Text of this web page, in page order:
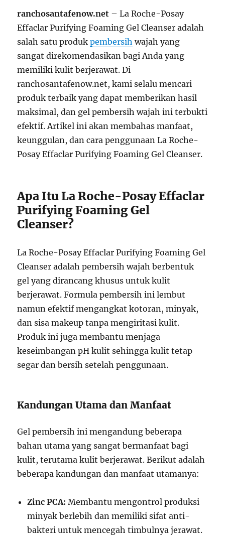
ranchosantafenow.net – La Roche-Posay
Effaclar Purifying Foaming Gel Cleanser adalah
salah satu produkpembersih wajah yang
sangat direkomendasikan bagi Anda yang
memiliki kulit berjerawat. Di
ranchosantafenow.net, kami selalu mencari
produk terbaik yang dapat memberikan hasil
maksimal, dan gel pembersih wajah ini terbukti
efektif. Artikel ini akan membahas manfaat,
keunggulan, dan cara penggunaan La Roche-
Posay Effaclar Purifying Foaming Gel Cleanser.
Apa Itu La Roche-Posay Effaclar
Purifying Foaming Gel
Cleanser?
La Roche-Posay Effaclar Purifying Foaming Gel
Cleanser adalah pembersih wajah berbentuk
gel yang dirancang khusus untuk kulit
berjerawat. Formula pembersih ini lembut
namun efektif mengangkat kotoran, minyak,
dan sisa makeup tanpa mengiritasi kulit.
Produk ini juga membantu menjaga
keseimbangan pH kulit sehingga kulit tetap
segar dan bersih setelah penggunaan.
Kandungan Utama dan Manfaat
Gel pembersih ini mengandung beberapa
bahan utama yang sangat bermanfaat bagi
kulit, terutama kulit berjerawat. Berikut adalah
beberapa kandungan dan manfaat utamanya:
Zinc PCA: Membantu mengontrol produksi
minyak berlebih dan memiliki sifat anti-
bakteri untuk mencegah timbulnya jerawat.